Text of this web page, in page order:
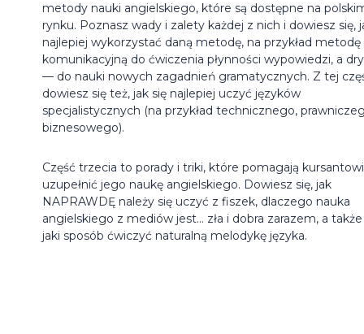
metody nauki angielskiego, które są dostępne na
rynku. Poznasz wady i zalety każdej z nich i dowiesz się,
najlepiej wykorzystać daną metodę, na przykład metodę
komunikacyjną do ćwiczenia płynności wypowiedzi, a
— do nauki nowych zagadnień gramatycznych. Z tej
dowiesz się też, jak się najlepiej uczyć języków
specjalistycznych (na przykład technicznego,
biznesowego).
Część trzecia to porady i triki, które pomagają kursantowi
uzupełnić jego naukę angielskiego. Dowiesz się, jak
NAPRAWDĘ należy się uczyć z fiszek, dlaczego nauka
angielskiego z mediów jest... zła i dobra zarazem, a
jaki sposób ćwiczyć naturalną melodykę języka.